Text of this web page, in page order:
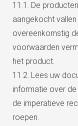
11.1. De
aangekocht
overeenkomstig
voorwaarden
het product.
11.2. Lees uw
informatie over
de imperatieve
roepen.